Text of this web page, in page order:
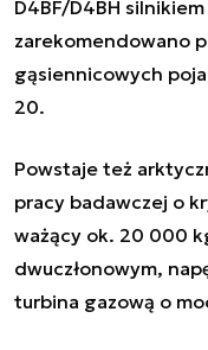
D4BF/D4BH
zarekomendowano
gąsiennicowych
20.
Powstaje też
pracy badawczej o
ważący ok. 20 000
dwuczłonowym,
turbina gazową o